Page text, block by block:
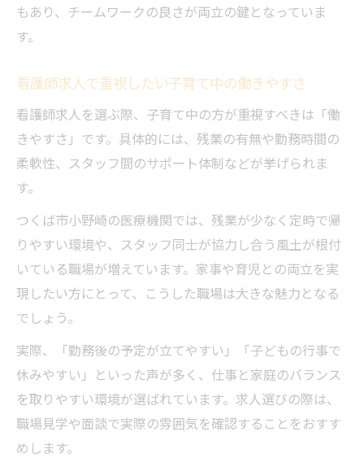
もあり、チームワークの良さが両立の鍵となっていま
す。
看護師求人で重視したい子育て中の働きやすさ
看護師求人を選ぶ際、子育て中の方が重視すべきは「働
きやすさ」です。具体的には、残業の有無や勤務時間の
柔軟性、スタッフ間のサポート体制などが挙げられま
す。
つくば市小野崎の医療機関では、残業が少なく定時で帰
りやすい環境や、スタッフ同士が協力し合う風土が根付
いている職場が増えています。家事や育児との両立を実
現したい方にとって、こうした職場は大きな魅力となる
でしょう。
実際、「勤務後の予定が立てやすい」「子どもの行事で
休みやすい」といった声が多く、仕事と家庭のバランス
を取りやすい環境が選ばれています。求人選びの際は、
職場見学や面談で実際の雰囲気を確認することをおすす
めします。